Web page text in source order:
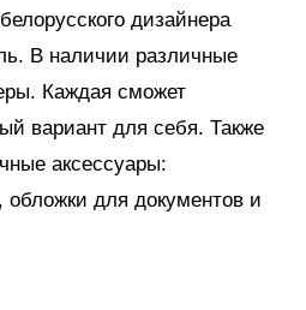
дизайнера
В наличии различные
Каждая сможет
вариант для себя. Также
аксессуары:
для документов и